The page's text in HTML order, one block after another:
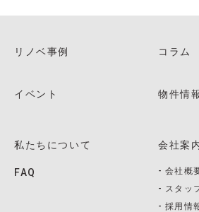
リノベ事例
イベント
コラム
物件情
私たちについて
FAQ
会社案
会社概
スタッ
採用情